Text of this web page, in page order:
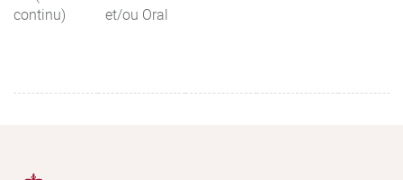
continu)
et/ou Oral